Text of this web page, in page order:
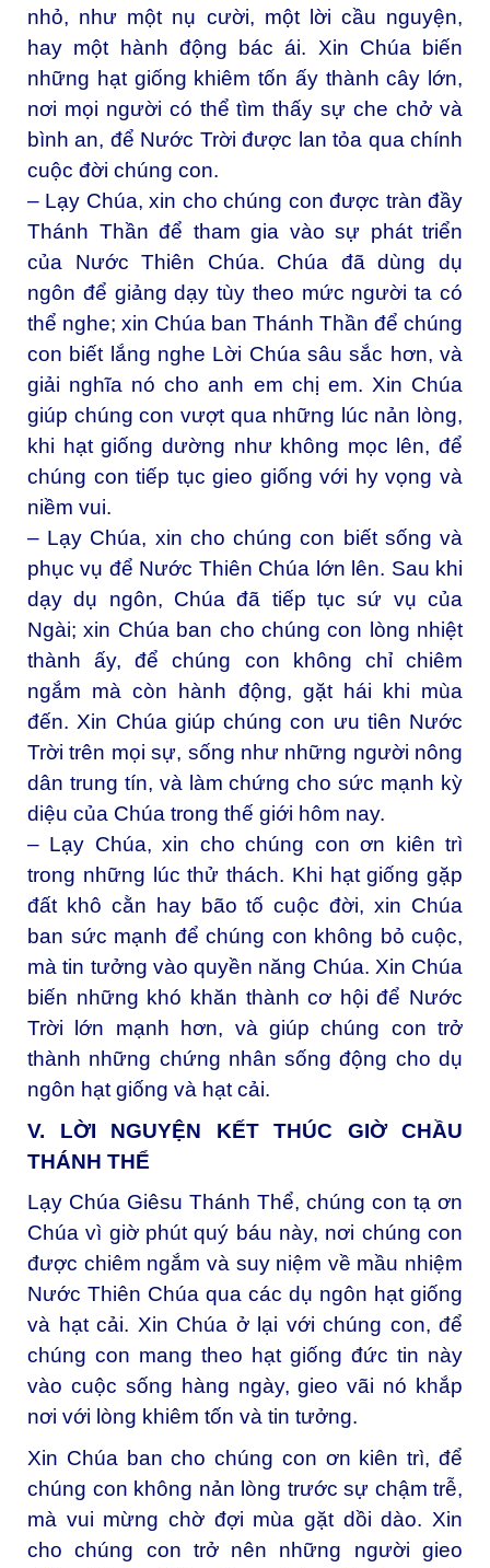
nhỏ, như một nụ cười, một lời cầu nguyện,
hay một hành động bác ái. Xin Chúa biến
những hạt giống khiêm tốn ấy thành cây lớn,
nơi mọi người có thể tìm thấy sự che chở và
bình an, để Nước Trời được lan tỏa qua chính
cuộc đời chúng con.
– Lạy Chúa, xin cho chúng con được tràn đầy
Thánh Thần để tham gia vào sự phát triển
của Nước Thiên Chúa. Chúa đã dùng dụ
ngôn để giảng dạy tùy theo mức người ta có
thể nghe; xin Chúa ban Thánh Thần để chúng
con biết lắng nghe Lời Chúa sâu sắc hơn, và
giải nghĩa nó cho anh em chị em. Xin Chúa
giúp chúng con vượt qua những lúc nản lòng,
khi hạt giống dường như không mọc lên, để
chúng con tiếp tục gieo giống với hy vọng và
niềm vui.
– Lạy Chúa, xin cho chúng con biết sống và
phục vụ để Nước Thiên Chúa lớn lên. Sau khi
dạy dụ ngôn, Chúa đã tiếp tục sứ vụ của
Ngài; xin Chúa ban cho chúng con lòng nhiệt
thành ấy, để chúng con không chỉ chiêm
ngắm mà còn hành động, gặt hái khi mùa
đến. Xin Chúa giúp chúng con ưu tiên Nước
Trời trên mọi sự, sống như những người nông
dân trung tín, và làm chứng cho sức mạnh kỳ
diệu của Chúa trong thế giới hôm nay.
– Lạy Chúa, xin cho chúng con ơn kiên trì
trong những lúc thử thách. Khi hạt giống gặp
đất khô cằn hay bão tố cuộc đời, xin Chúa
ban sức mạnh để chúng con không bỏ cuộc,
mà tin tưởng vào quyền năng Chúa. Xin Chúa
biến những khó khăn thành cơ hội để Nước
Trời lớn mạnh hơn, và giúp chúng con trở
thành những chứng nhân sống động cho dụ
ngôn hạt giống và hạt cải.
V. LỜI NGUYỆN KẾT THÚC GIỜ CHẦU
THÁNH THỂ
Lạy Chúa Giêsu Thánh Thể, chúng con tạ ơn
Chúa vì giờ phút quý báu này, nơi chúng con
được chiêm ngắm và suy niệm về mầu nhiệm
Nước Thiên Chúa qua các dụ ngôn hạt giống
và hạt cải. Xin Chúa ở lại với chúng con, để
chúng con mang theo hạt giống đức tin này
vào cuộc sống hàng ngày, gieo vãi nó khắp
nơi với lòng khiêm tốn và tin tưởng.
Xin Chúa ban cho chúng con ơn kiên trì, để
chúng con không nản lòng trước sự chậm trễ,
mà vui mừng chờ đợi mùa gặt dồi dào. Xin
cho chúng con trở nên những người gieo